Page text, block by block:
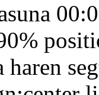
haren